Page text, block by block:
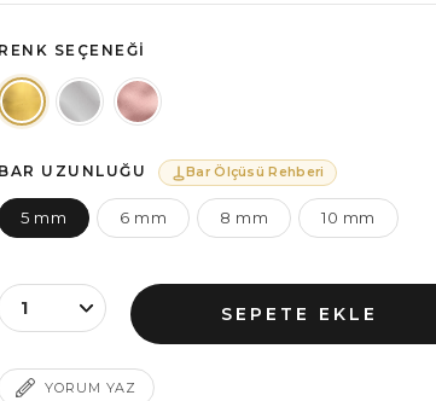
RENK SEÇENEĞI
BAR UZUNLUĞU Bar Ölçüsü Rehberi
5 mm 6 mm 8 mm 10 mm
YORUM YAZ